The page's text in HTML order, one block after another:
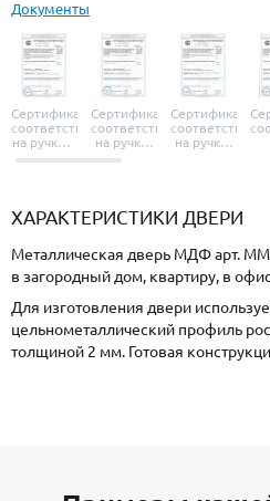
Документы
Сертификат
соответствия
на ручки и
броненакладки
Сертификат
соответствия
на ручки-
защелки
Сертификат
соответствия
на ручки-
ХАРАКТЕРИСТИКИ ДВЕРИ
Металлическая дверь МДФ арт.
в загородный дом, квартиру, в
Для изготовления двери
цельнометаллический профиль
толщиной 2 мм. Готовая